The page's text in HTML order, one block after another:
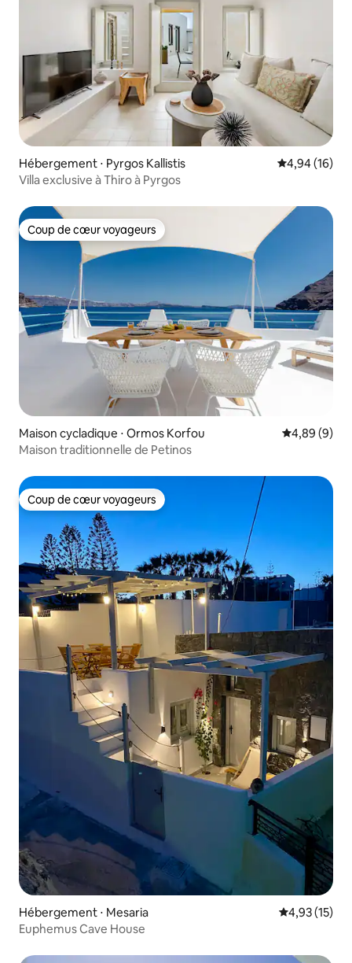
Hébergement ⋅ Pyrgos Kallistis Évaluation
4,94 (16)
Villa exclusive à Thiro à Pyrgos
Coup de cœur voyageurs
Coup de cœur voyageurs
Maison cycladique ⋅ Ormos Korfou Évaluation
4,89 (9)
Maison traditionnelle de Petinos
Coup de cœur voyageurs
Coup de cœur voyageurs
Hébergement ⋅ Mesaria Évaluation
4,93 (15)
Euphemus Cave House